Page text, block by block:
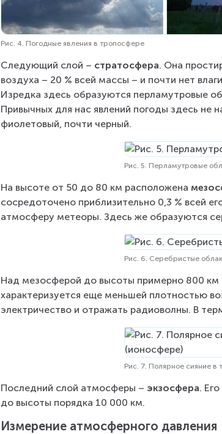
Рис. 4. Погодные явления в тропосфере
Следующий слой – стратосфера. Она
воздуха – 20 % всей массы – и почти нет
Изредка здесь образуются перламутровые
Привычных для нас явлений погоды здесь не
фиолетовый, почти черный.
Рис. 5. Перламутровые
На высоте от 50 до 80 км расположена
сосредоточено приблизительно 0,3 % всей
атмосферу метеоры. Здесь же образуются
Рис. 6. Серебристые
Над мезосферой до высоты примерно 800 км
характеризуется еще меньшей плотностью
электричество и отражать радиоволны. В
Рис. 7. Полярное сияние
Последний слой атмосферы – экзосфера.
до высоты порядка 10 000 км.
Измерение атмосферного давления